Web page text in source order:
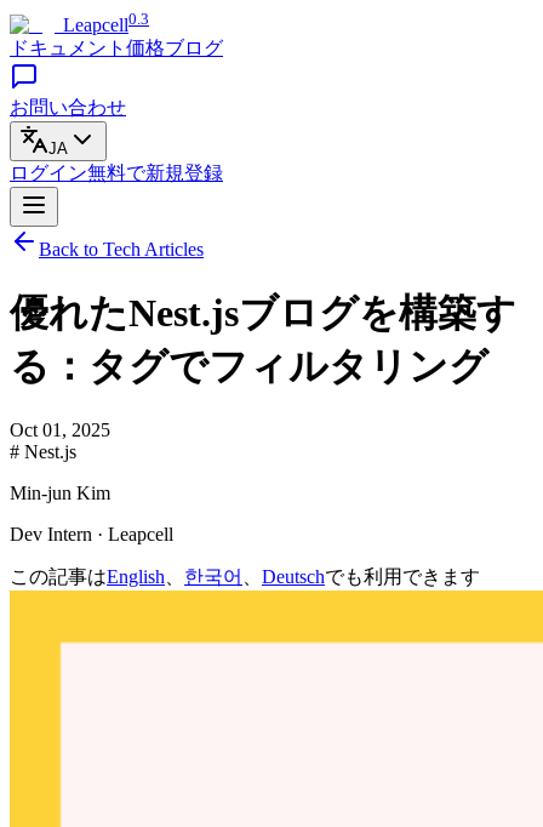
Leapcell0.3
ドキュメント 価格ブログ
お問い合わせ
JA
ログイン無料で新規登録
Back to Tech Articles
優れたNest.jsブログを構築す
る：タグでフィルタリング
Oct 01, 2025
# Nest.js
Min-jun Kim
Dev Intern · Leapcell
この記事はEnglish 한국어 Deutschでも利用できます